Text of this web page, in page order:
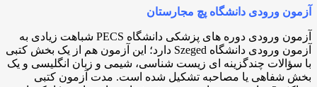
آزمون ورودی دانشگاه پچ مجارستان
آزمون ورودی دوره های پزشکی دانشگاه PECS شباهت زیادی به
آزمون ورودی دانشگاه Szeged دارد؛ این آزمون هم از یک بخش کتبی
با سؤالات چندگزینه ای زیست شناسی، شیمی و زبان انگلیسی و یک
بخش شفاهی یا مصاحبه تشکیل شده است. مدت آزمون کتبی